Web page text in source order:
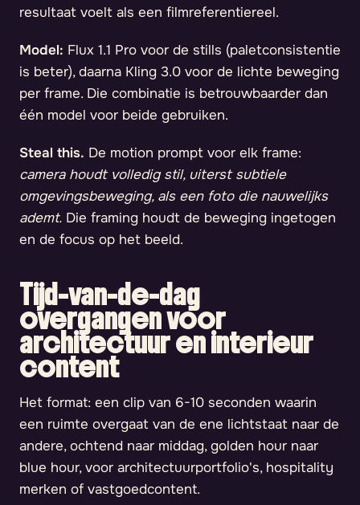
resultaat voelt als een filmreferentiereel.
Model: Flux 1.1 Pro voor de stills (paletconsistentie
is beter), daarna Kling 3.0 voor de lichte beweging
per frame. Die combinatie is betrouwbaarder dan
één model voor beide gebruiken.
Steal this. De motion prompt voor elk frame:
camera houdt volledig stil, uiterst subtiele
omgevingsbeweging, als een foto die nauwelijks
ademt. Die framing houdt de beweging ingetogen
en de focus op het beeld.
Tijd-van-de-dag
overgangen voor
architectuur en interieur
content
Het format: een clip van 6-10 seconden waarin
een ruimte overgaat van de ene lichtstaat naar de
andere, ochtend naar middag, golden hour naar
blue hour, voor architectuurportfolio's, hospitality
merken of vastgoedcontent.